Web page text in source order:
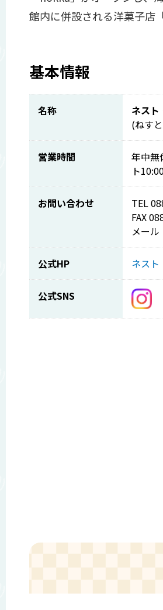
館内に併設される洋菓子店
基本情報
名称
ネスト
(ねす
営業時間
年中無
ト
お問い合わせ
TEL
FAX
メー
公式HP ネスト
公式SNS